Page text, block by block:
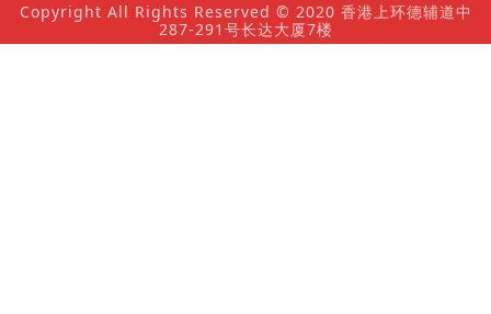
Copyright All Rights Reserved © 2020 香港上环德辅道中
287-291号长达大厦7楼